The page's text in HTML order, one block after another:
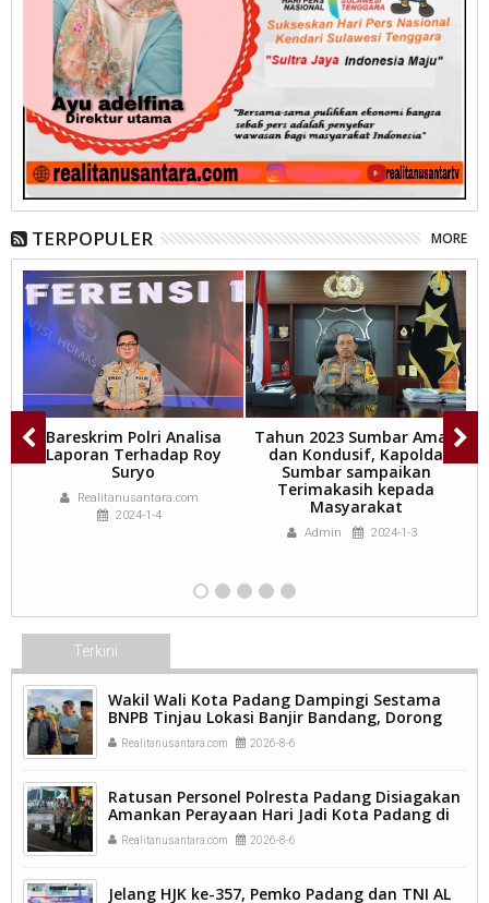
TERPOPULER MORE
Bareskrim Polri Analisa
Laporan Terhadap Roy
Suryo
Realitanusantara.com
2024-1-4
Tahun 2023 Sumbar Aman
dan Kondusif, Kapolda
Sumbar sampaikan
Terimakasih kepada
Masyarakat
Admin 2024-1-3
Terkini
Wakil Wali Kota Padang Dampingi Sestama
BNPB Tinjau Lokasi Banjir Bandang, Dorong
Percepatan Penanganan Pascabencana.
Realitanusantara.com 2026-8-6
Ratusan Personel Polresta Padang Disiagakan
Amankan Perayaan Hari Jadi Kota Padang di
Kawasan Pantai Padang.
Realitanusantara.com 2026-8-6
Jelang HJK ke-357, Pemko Padang dan TNI AL